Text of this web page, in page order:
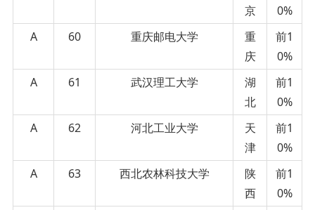
京
0%
A
60 重庆邮电大学
重
庆
前1
0%
A
61 武汉理工大学
湖
北
前1
0%
A
62 河北工业大学
天
津
前1
0%
A
63 西北农林科技大学
陕
西
前1
0%